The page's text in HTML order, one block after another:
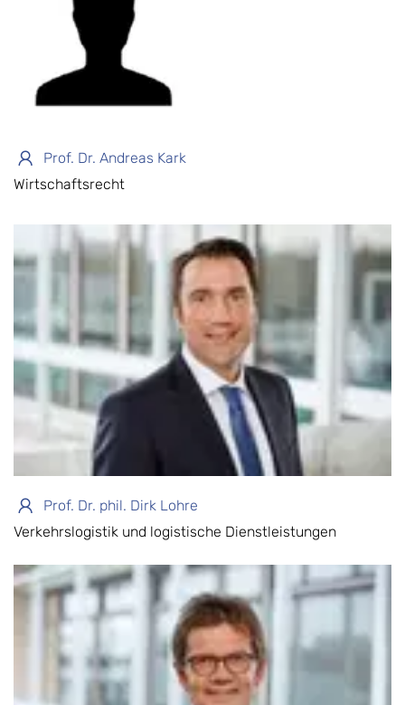
Prof. Dr. Andreas Kark
Wirtschaftsrecht
Prof. Dr. phil. Dirk Lohre
Verkehrslogistik und logistische Dienstleistungen